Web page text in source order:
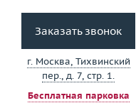
Заказать звонок
г. Москва, Тихвинский
пер., д. 7, стр. 1.
Бесплатная парковка